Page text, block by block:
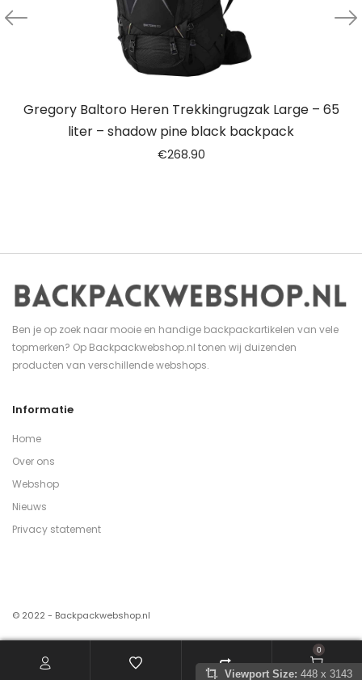
Gregory Baltoro Heren Trekkingrugzak Large – 65
liter – shadow pine black backpack
€268.90
Ben je op zoek naar mooie en handige backpackartikelen van vele
topmerken? Op Backpackwebshop.nl tonen wij duizenden
producten van verschillende webshops.
Informatie
Home
Over ons
Webshop
Nieuws
Privacy statement
© 2022 - Backpackwebshop.nl
0
Viewport Size: 448 x 3143